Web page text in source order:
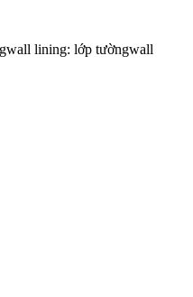
lining: lớp tườngwall